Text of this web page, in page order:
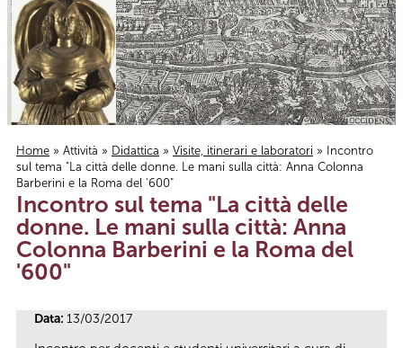
Tu sei qui
Home » Attività » Didattica » Visite, itinerari e laboratori » Incontro
sul tema "La città delle donne. Le mani sulla città: Anna Colonna
Barberini e la Roma del '600"
Incontro sul tema "La città delle
donne. Le mani sulla città: Anna
Colonna Barberini e la Roma del
'600"
Data: 13/03/2017